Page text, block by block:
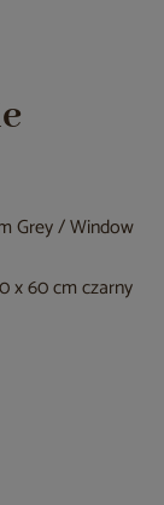
Grey / Window
x 60 cm czarny